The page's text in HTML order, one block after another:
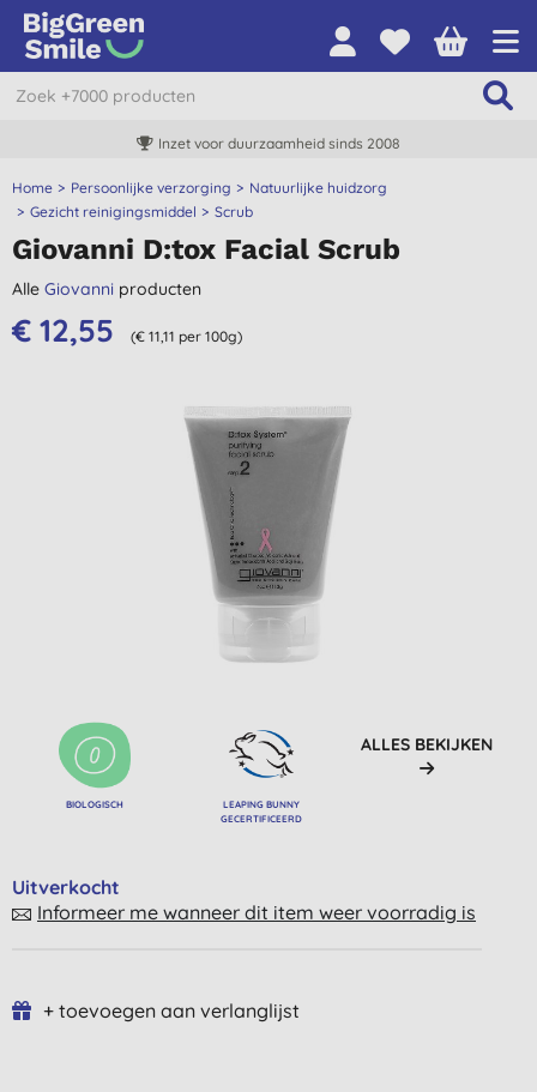
Inzet voor duurzaamheid sinds 2008
Home Persoonlijke verzorging
Natuurlijke huidzorg
Gezicht reinigingsmiddel
Scrub
Giovanni D:tox Facial Scrub
Alle Giovanni producten
€ 12,55 (€ 11,11 per 100g)
BIOLOGISCH
LEAPING BUNNY
GECERTIFICEERD
ALLES BEKIJKEN
Uitverkocht
Informeer me wanneer dit item weer voorradig is
+ toevoegen aan verlanglijst